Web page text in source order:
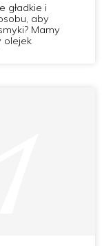
gładkie i
aby
Mamy
olejek